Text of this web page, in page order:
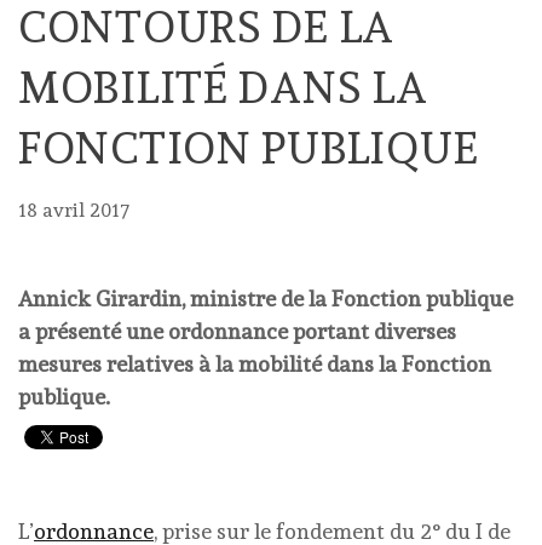
CONTOURS DE LA
MOBILITÉ DANS LA
FONCTION PUBLIQUE
18 avril 2017
Annick Girardin, ministre de la Fonction publique
a présenté une ordonnance portant diverses
mesures relatives à la mobilité dans la Fonction
publique.
L’ordonnance, prise sur le fondement du 2° du I de